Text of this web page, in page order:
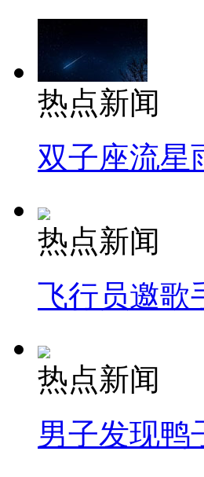
热点新闻
双子座流星
热点新闻
飞行员邀歌
热点新闻
男子发现鸭